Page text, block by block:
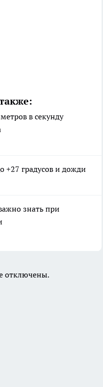
в секунду
+27 градусов и дожди
знать при
отключены.